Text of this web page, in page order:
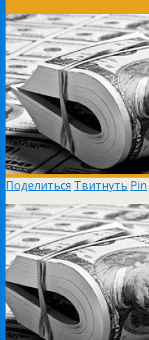
Поделиться Твитнуть Pin